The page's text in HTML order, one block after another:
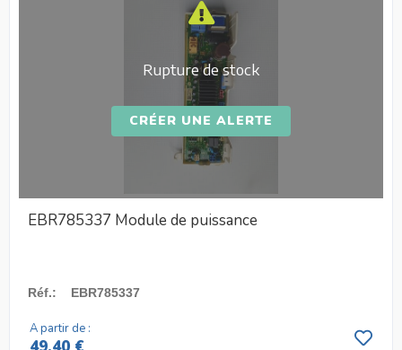
Rupture de stock
CRÉER UNE ALERTE
EBR785337 Module de puissance
Réf.: EBR785337
A partir de :